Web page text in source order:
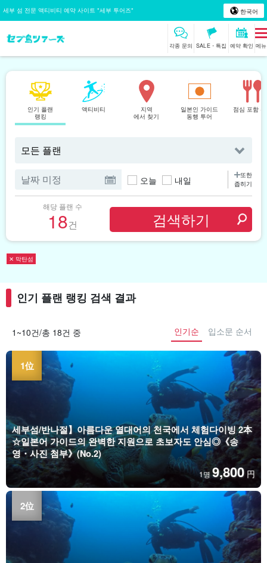
세부 섬 전문 액티비티 예약 사이트 "세부 투어즈" 한국어
각종 문의 SALE・특집 예약 확인 메뉴
인기 플랜
랭킹
액티비티
지역
에서 찾기
일본인 가이드
동행 투어
점심 포함
오늘 내일
또한
좁히기
해당 플랜 수
18건
✕ 막탄섬
인기 플랜 랭킹 검색 결과
1~10건/총 18건 중 인기순 입소문 순서
세부섬/반나절】아름다운 열대어의 천국에서 체험다이빙 2本
☆일본어 가이드의 완벽한 지원으로 초보자도 안심◎《송
영・사진 첨부》(No.2)
1명 9,800 円